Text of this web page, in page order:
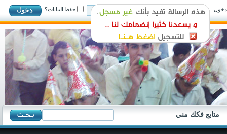
حفظ البيانات؟
متابع فكك مني